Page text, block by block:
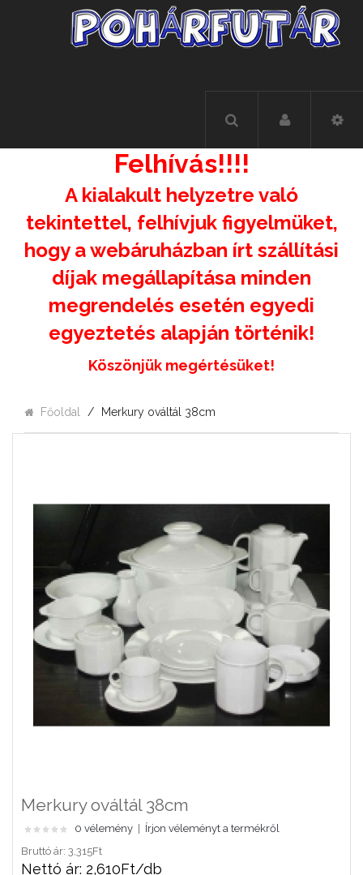
Felhívás!!!!
A kialakult helyzetre való
tekintettel, felhívjuk figyelmüket,
hogy a webáruházban írt szállítási
díjak megállapítása minden
megrendelés esetén egyedi
egyeztetés alapján történik!
Köszönjük megértésüket!
Főoldal Merkury ováltál 38cm
Merkury ováltál 38cm
0 vélemény
Írjon véleményt a termékről
Bruttó ár: 3,315Ft
Nettó ár: 2,610Ft/db